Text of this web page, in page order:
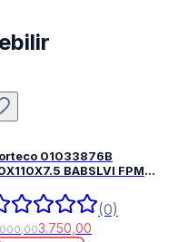
01033876B
BABSLVI FPM
(0)
3.750,00